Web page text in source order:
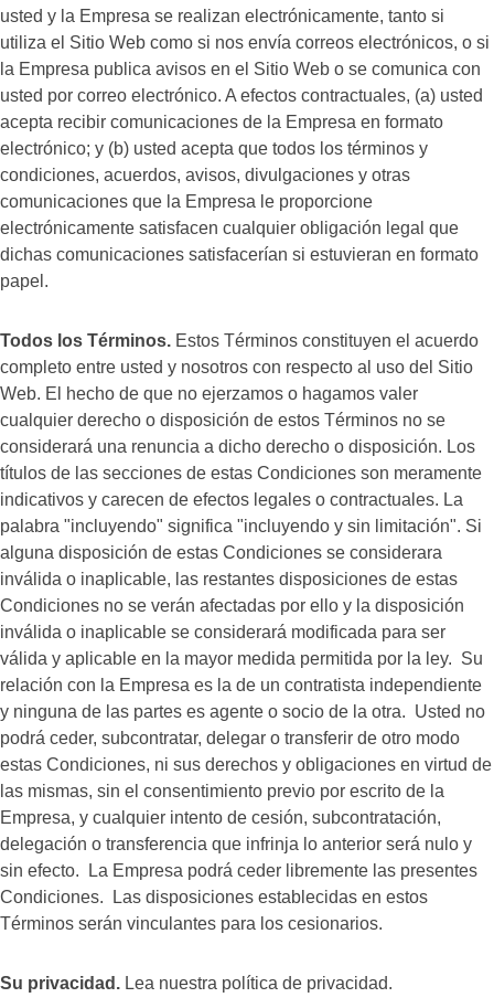
usted y la Empresa se realizan electrónicamente, tanto si
utiliza el Sitio Web como si nos envía correos electrónicos, o si
la Empresa publica avisos en el Sitio Web o se comunica con
usted por correo electrónico. A efectos contractuales, (a) usted
acepta recibir comunicaciones de la Empresa en formato
electrónico; y (b) usted acepta que todos los términos y
condiciones, acuerdos, avisos, divulgaciones y otras
comunicaciones que la Empresa le proporcione
electrónicamente satisfacen cualquier obligación legal que
dichas comunicaciones satisfacerían si estuvieran en formato
papel.
Todos los Términos. Estos Términos constituyen el acuerdo
completo entre usted y nosotros con respecto al uso del Sitio
Web. El hecho de que no ejerzamos o hagamos valer
cualquier derecho o disposición de estos Términos no se
considerará una renuncia a dicho derecho o disposición. Los
títulos de las secciones de estas Condiciones son meramente
indicativos y carecen de efectos legales o contractuales. La
palabra "incluyendo" significa "incluyendo y sin limitación". Si
alguna disposición de estas Condiciones se considerara
inválida o inaplicable, las restantes disposiciones de estas
Condiciones no se verán afectadas por ello y la disposición
inválida o inaplicable se considerará modificada para ser
válida y aplicable en la mayor medida permitida por la ley. Su
relación con la Empresa es la de un contratista independiente
y ninguna de las partes es agente o socio de la otra. Usted no
podrá ceder, subcontratar, delegar o transferir de otro modo
estas Condiciones, ni sus derechos y obligaciones en virtud de
las mismas, sin el consentimiento previo por escrito de la
Empresa, y cualquier intento de cesión, subcontratación,
delegación o transferencia que infrinja lo anterior será nulo y
sin efecto. La Empresa podrá ceder libremente las presentes
Condiciones. Las disposiciones establecidas en estos
Términos serán vinculantes para los cesionarios.
Su privacidad. Lea nuestra política de privacidad.